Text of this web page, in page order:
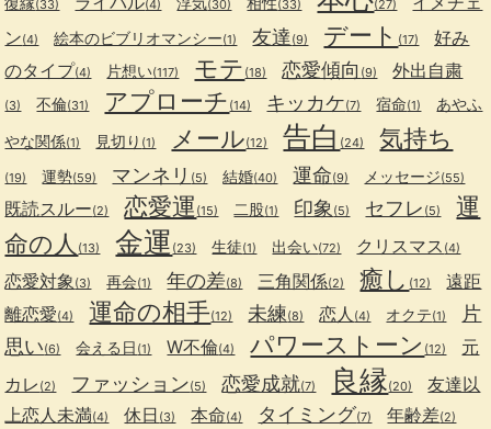
(33) (4) (30) (33) (27)
ン(4) 絵本のビブリオマンシー(1) 友達 (9) デート (17)
好み
のタイプ(4) 片想い(117) モテ (18) 恋愛傾向 (9) 外出自粛
(3) 不倫(31) アプローチ (14) キッカケ(7) 宿命(1)
あやふ
やな関係(1) 見切り (1) メール(12) 告白 (24) 気持ち
(19) 運勢(59) マンネリ (5) 結婚(40) 運命(9) メッセージ(55)
既読スルー(2) 恋愛運 (15) 二股(1) 印象(5) セフレ (5)
運
命の人 (13) 金運 (23) 生徒(1) 出会い(72) クリスマス (4)
恋愛対象(3) 再会(1) 年の差(8) 三角関係(2) 癒し (12)
遠距
離恋愛(4) 運命の相手(12) 未練(8) 恋人 (4) オクテ(1)
片
思い(6) 会える日 (1) W不倫(4) パワーストーン (12)
元
カレ (2) ファッション(5) 恋愛成就(7) 良縁(20)
友達以
上恋人未満(4) 休日 (3) 本命(4) タイミング(7) 年齢差(2)